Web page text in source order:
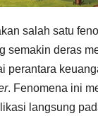
salah satu
semakin deras
perantara
. Fenomena ini
langsung